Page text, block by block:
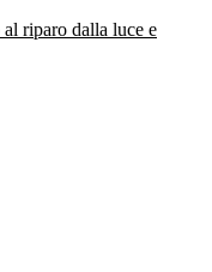
riparo dalla luce e